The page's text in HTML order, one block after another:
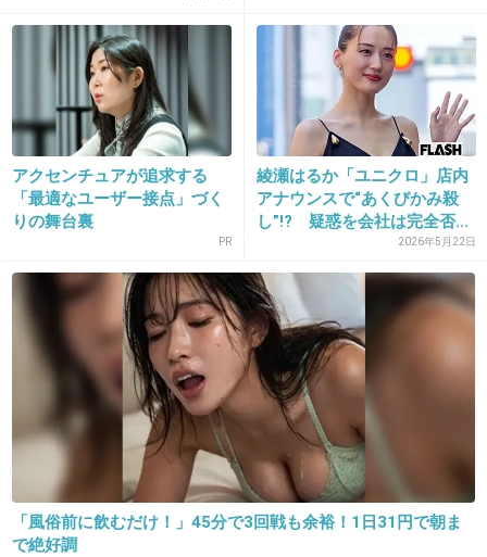
17. 匿名2014/10/23(木) 12:53:42
両方見たいのにガブってもったいないよね
+326 -25
ガルちゃんの実況トピのコメント数が初回はフ
ァーストクラスのほうが断然多かったのに、今
回は逆転してた！
【実況＆感想】「きょうは会社休みま
す。」第2話
girlschannel.net
【実況＆感想】「きょうは会社休みます。」第2話第2話も実況＆キュンキ
ュンしちゃいましょう♪
アクセンチュアが追求する
「最適なユーザー接点」づく
りの舞台裏
PR
綾瀬はるか「ユニクロ」店内
アナウンスで“あくびかみ殺
し”!? 疑惑を会社は完全否...
2026年5月22日
「風俗前に飲むだけ！」45分で3回戦も余裕！1日31円で朝ま
で絶好調